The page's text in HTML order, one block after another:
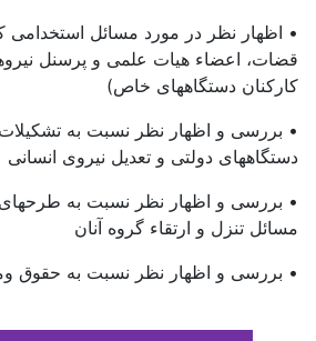
• اظهار نظر در مورد مسائل استخدامی
قضات، اعضاء هیات علمی و پرسنل
کارکنان دستگاههای خاص)
• بررسی و اظهار نظر نسبت به
دستگاههای دولتی و تعدیل نیروی انسانی
• بررسی و اظهار نظر نسبت به
مسائل تنزل و ارتقاء گروه آنان
• بررسی و اظهار نظر نسبت به حقوق